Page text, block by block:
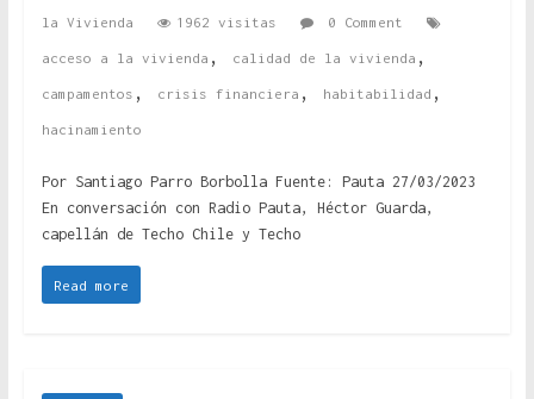
la Vivienda 1962 visitas 0 Comment
acceso a la vivienda , calidad de la vivienda ,
campamentos , crisis financiera , habitabilidad ,
hacinamiento
Por Santiago Parro Borbolla Fuente: Pauta 27/03/2023
En conversación con Radio Pauta, Héctor Guarda,
capellán de Techo Chile y Techo
Read more